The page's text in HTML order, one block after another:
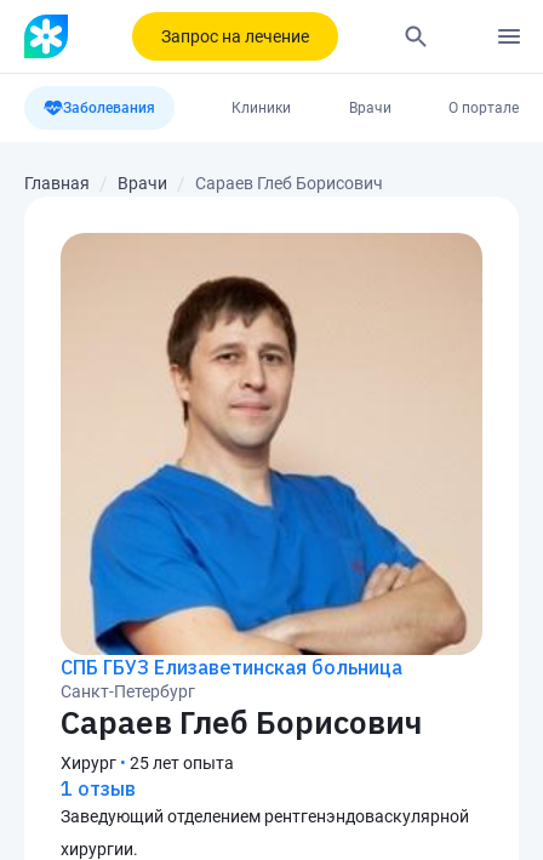
Запрос на лечение
Заболевания Клиники Врачи О портале
Главная Врачи Сараев Глеб Борисович
СПБ ГБУЗ Елизаветинская больница
Санкт-Петербург
Сараев Глеб Борисович
Хирург • 25 лет опыта
1 отзыв
Заведующий отделением рентгенэндоваскулярной
хирургии.